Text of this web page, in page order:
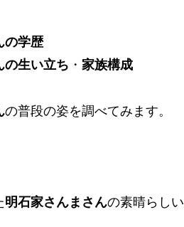
の学歴
の生い立ち ・ 家族構成
の普段の姿を調べてみます。
明石家さんまさんの素晴らしい